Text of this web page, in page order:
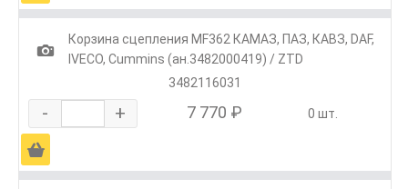
1
Корзина сцепления MF362 КАМАЗ, ПАЗ, КАВЗ, DAF,
IVECO, Cummins (ан.3482000419) / ZTD
3482116031
- + 7 770 ₽ 0 шт.
Ä